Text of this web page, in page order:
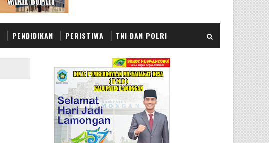
PENDIDIKAN PERISTIWA TNI DAN POLRI